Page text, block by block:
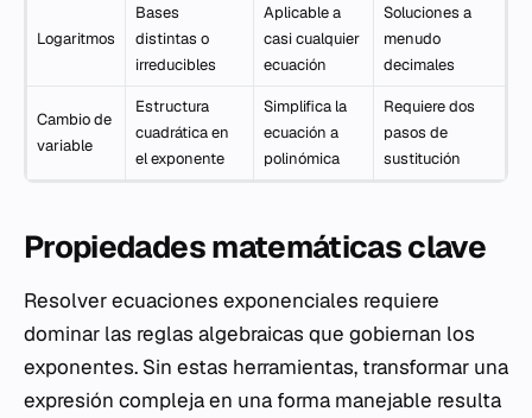
Logaritmos
Bases
distintas o
irreducibles
Aplicable a
casi cualquier
ecuación
Soluciones a
menudo
decimales
Cambio de
variable
Estructura
cuadrática en
el exponente
Simplifica la
ecuación a
polinómica
Requiere dos
pasos de
sustitución
Propiedades matemáticas clave
Resolver ecuaciones exponenciales requiere
dominar las reglas algebraicas que gobiernan los
exponentes. Sin estas herramientas, transformar una
expresión compleja en una forma manejable resulta